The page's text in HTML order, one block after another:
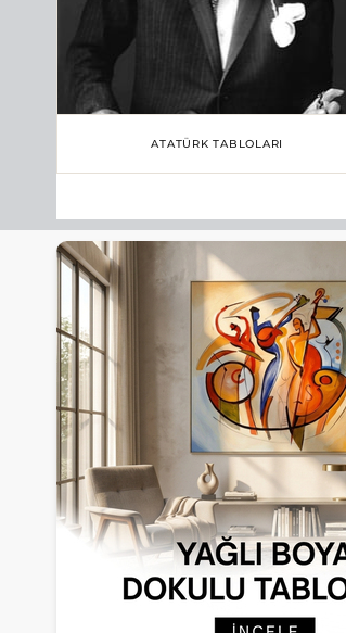
ATATÜRK TABLOLARI